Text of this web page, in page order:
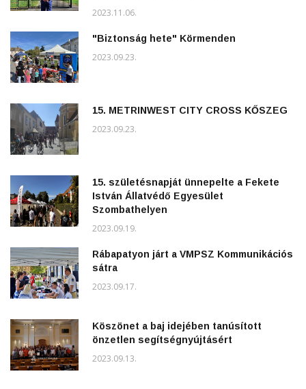
2023.11.06.
"Biztonság hete" Körmenden
2023.09.23.
15. METRINWEST CITY CROSS KŐSZEG
2023.09.23.
15. születésnapját ünnepelte a Fekete
István Állatvédő Egyesület
Szombathelyen
2023.09.19.
Rábapatyon járt a VMPSZ Kommunikációs
sátra
2023.09.17.
Köszönet a baj idejében tanúsított
önzetlen segítségnyújtásért
2023.09.13.